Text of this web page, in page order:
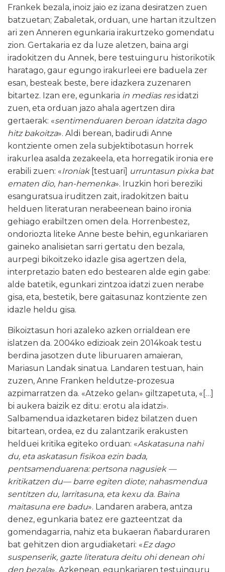
Frankek bezala, inoiz jaio ez izana desiratzen zuen
batzuetan; Zabaletak, orduan, une hartan itzultzen
ari zen Anneren egunkaria irakurtzeko gomendatu
zion. Gertakaria ez da luze aletzen, baina argi
iradokitzen du Annek, bere testuinguru historikotik
haratago, gaur egungo irakurleei ere baduela zer
esan, besteak beste, bere idazkera zuzenaren
bitartez. Izan ere, egunkaria in medias residatzi
zuen, eta orduan jazo ahala agertzen dira
gertaerak: «sentimenduaren beroan idatzita dago
hitz bakoitza». Aldi berean, badirudi Anne
kontziente omen zela subjektibotasun horrek
irakurlea asalda zezakeela, eta horregatik ironia ere
erabili zuen: «Ironiak[testuari] urruntasun pixka bat
ematen dio, han-hemenka». Iruzkin hori bereziki
esanguratsua iruditzen zait, iradokitzen baitu
helduen literaturan nerabeenean baino ironia
gehiago erabiltzen omen dela. Horrenbestez,
ondoriozta liteke Anne beste behin, egunkariaren
gaineko analisietan sarri gertatu den bezala,
aurpegi bikoitzeko idazle gisa agertzen dela,
interpretazio baten edo bestearen alde egin gabe:
alde batetik, egunkari zintzoa idatzi zuen nerabe
gisa, eta, bestetik, bere gaitasunaz kontziente zen
idazle heldu gisa.
Bikoiztasun hori azaleko azken orrialdean ere
islatzen da. 2004ko edizioak zein 2014koak testu
berdina jasotzen dute liburuaren amaieran,
Mariasun Landak sinatua. Landaren testuan, hain
zuzen, Anne Franken heldutze-prozesua
azpimarratzen da. «Atzeko gelan» giltzapetuta, «[…]
bi aukera baizik ez ditu: erotu ala idatzi».
Salbamendua idazketaren bidez bilatzen duen
bitartean, ordea, ez du zalantzarik erakusten
helduei kritika egiteko orduan: «Askatasuna nahi
du, eta askatasun fisikoa ezin bada,
pentsamenduarena: pertsona nagusiek —
kritikatzen du— barre egiten diote; nahasmendua
sentitzen du, larritasuna, eta kexu da. Baina
maitasuna ere badu». Landaren arabera, antza
denez, egunkaria batez ere gazteentzat da
gomendagarria, nahiz eta bukaeran ñabarduraren
bat gehitzen dion argudiaketari: «Ez dago
suspenserik, gazte literatura deitu ohi denean ohi
den bezala». Azkenean, egunkariaren testuinguru